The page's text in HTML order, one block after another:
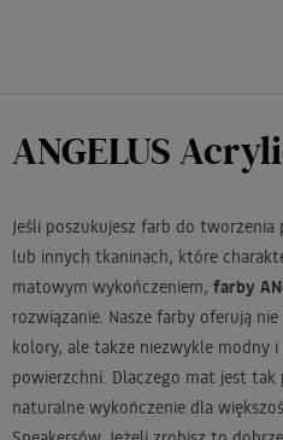
ANGELUS
Jeśli poszukujesz farb do
lub innych tkaninach, które
matowym wykończeniem, farby
rozwiązanie. Nasze farby oferują
kolory, ale także niezwykle modny
powierzchni. Dlaczego mat jest tak
naturalne wykończenie dla